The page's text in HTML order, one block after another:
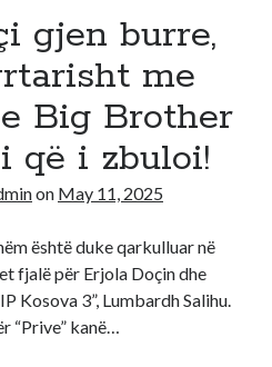
shqiptareve
qe
gjen burre,
me
Big Brother
që i zbuloi!
on May 11, 2025
është duke qarkulluar në
fjalë për Erjola Doçin dhe
Kosova 3”, Lumbardh Salihu.
“Prive” kanë…